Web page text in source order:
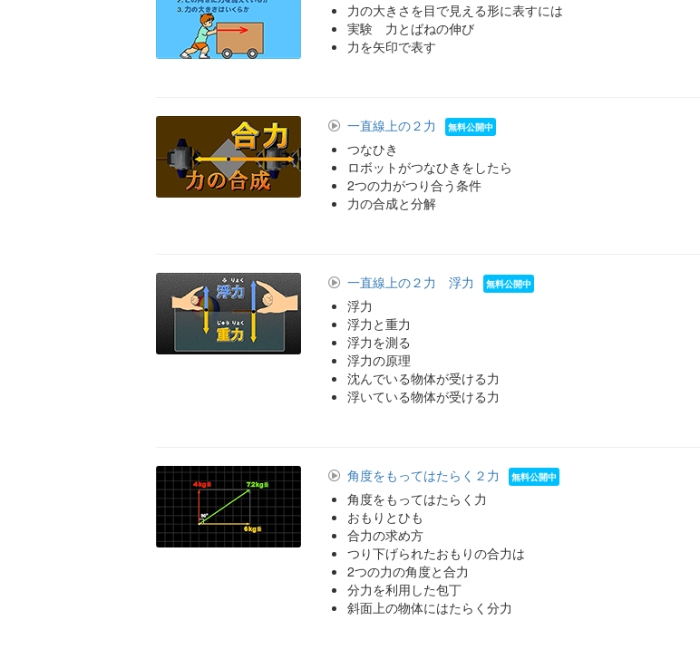
力の大きさを目で見える形に表すには
実験 力とばねの伸び
力を矢印で表す
一直線上の２力
つなひき
ロボットがつなひきをしたら
2つの力がつり合う条件
力の合成と分解
一直線上の２力 浮力
浮力
浮力と重力
浮力を測る
浮力の原理
沈んでいる物体が受ける力
浮いている物体が受ける力
角度をもってはたらく２力
角度をもってはたらく力
おもりとひも
合力の求め方
つり下げられたおもりの合力は
2つの力の角度と合力
分力を利用した包丁
斜面上の物体にはたらく分力